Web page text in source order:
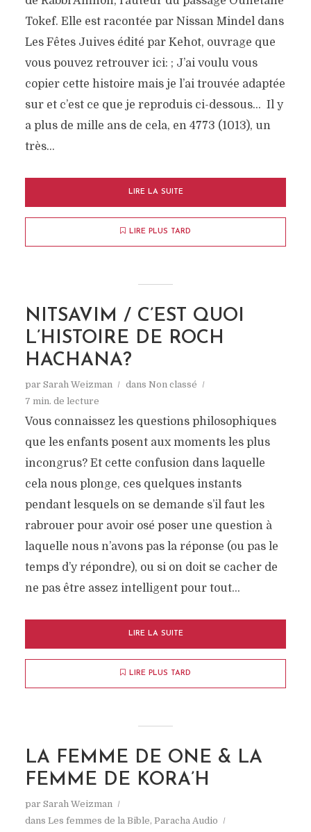
Tokef. Elle est racontée par Nissan Mindel dans
Les Fêtes Juives édité par Kehot, ouvrage que
vous pouvez retrouver ici: ; J’ai voulu vous
copier cette histoire mais je l’ai trouvée adaptée
sur et c’est ce que je reproduis ci-dessous… Il y
a plus de mille ans de cela, en 4773 (1013), un
très...
LIRE LA SUITE
LIRE PLUS TARD
NITSAVIM / C’EST QUOI
L’HISTOIRE DE ROCH
HACHANA?
par Sarah Weizman dans Non classé
7 min. de lecture
Vous connaissez les questions philosophiques
que les enfants posent aux moments les plus
incongrus? Et cette confusion dans laquelle
cela nous plonge, ces quelques instants
pendant lesquels on se demande s’il faut les
rabrouer pour avoir osé poser une question à
laquelle nous n’avons pas la réponse (ou pas le
temps d’y répondre), ou si on doit se cacher de
ne pas être assez intelligent pour tout...
LIRE LA SUITE
LIRE PLUS TARD
LA FEMME DE ONE & LA
FEMME DE KORA’H
par Sarah Weizman
dans Les femmes de la Bible, Paracha Audio